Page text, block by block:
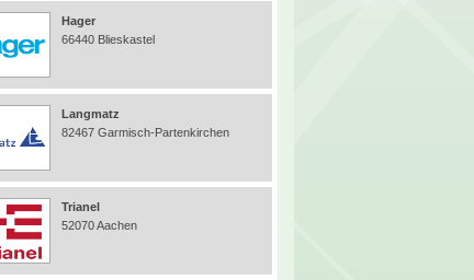
Hager
66440 Blieskastel
Langmatz
82467 Garmisch-Partenkirchen
Trianel
52070 Aachen